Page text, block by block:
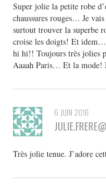
Super jolie la petite robe
chaussures rouges… Je
surtout trouver la superbe
croise les doigts! Et idem…
hi hi!! Toujours très jolies
Aaaah Paris… Et la mode!
6 JUIN 2016
Très jolie tenue. J’adore